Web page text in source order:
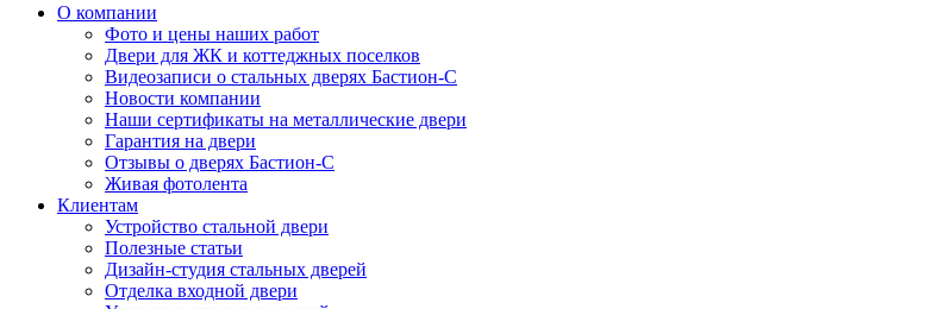
О компании
Фото и цены наших работ
Двери для ЖК и коттеджных поселков
Видеозаписи о стальных дверях Бастион-С
Новости компании
Наши сертификаты на металлические двери
Гарантия на двери
Отзывы о дверях Бастион-С
Живая фотолента
Клиентам
Устройство стальной двери
Полезные статьи
Дизайн-студия стальных дверей
Отделка входной двери